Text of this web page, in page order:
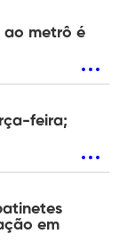
ao metrô é
feira;
em